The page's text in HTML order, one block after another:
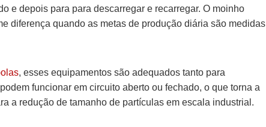
e depois para para descarregar e recarregar. O moinho
diferença quando as metas de produção diária são medidas
, esses equipamentos são adequados tanto para
funcionar em circuito aberto ou fechado, o que torna a
a redução de tamanho de partículas em escala industrial.